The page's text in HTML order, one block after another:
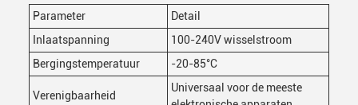
Parameter
Detail
Inlaatspanning
100-240V wisselstroom
Bergingstemperatuur
-20-85°C
Verenigbaarheid
Universaal voor de meeste